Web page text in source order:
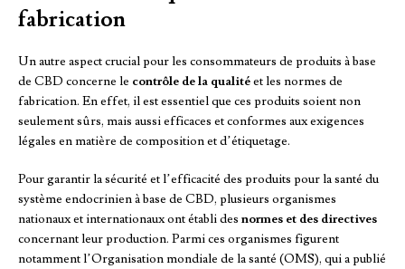
fabrication
Un autre aspect crucial pour les consommateurs de produits à base
de CBD concerne le contrôle de la qualitéet les normes de
fabrication. En effet, il est essentiel que ces produits soient non
seulement sûrs, mais aussi efficaces et conformes aux exigences
légales en matière de composition et d’étiquetage.
Pour garantir la sécurité et l’efficacité des produits pour la santé du
système endocrinien à base de CBD, plusieurs organismes
nationaux et internationaux ont établi des normes et des directives
concernant leur production. Parmi ces organismes figurent
notamment l’Organisation mondiale de la santé (OMS), qui a publié